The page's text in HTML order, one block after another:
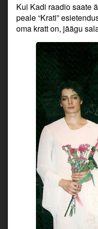
Kui Kadi raadio saate
peale “Krati”
oma kratt on, jäägu